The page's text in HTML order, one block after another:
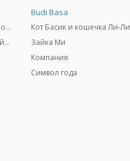
Самокаты, скейтборды и ролики
Товары для пляжа и бассейны
Budi Basa
Кот Басик и кошечка Ли-Ли
Зайка Ми
Компания
Символ года